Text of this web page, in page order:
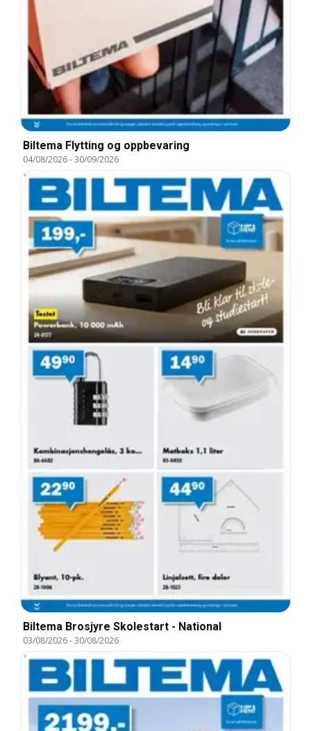
Biltema Flytting og oppbevaring
04/08/2026-30/09/2026
Biltema Brosjyre Skolestart - National
03/08/2026-30/08/2026